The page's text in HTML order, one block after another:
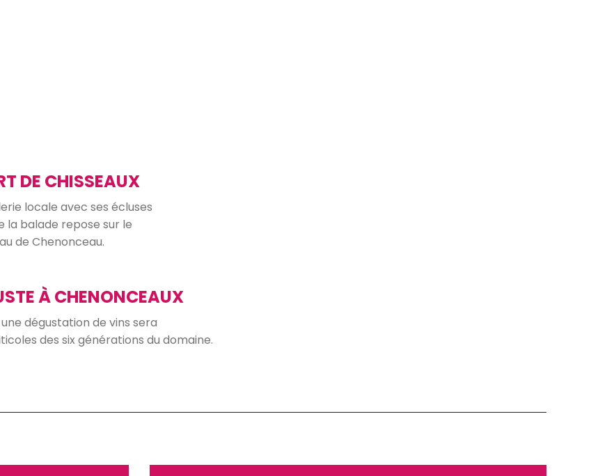
DE CHISSEAUX
locale avec ses écluses
la balade repose sur le
de Chenonceau.
À CHENONCEAUX
dégustation de vins sera
des six générations du domaine.